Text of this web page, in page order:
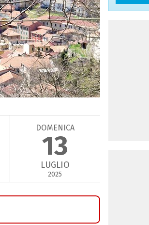
DOMENICA
13
LUGLIO
2025